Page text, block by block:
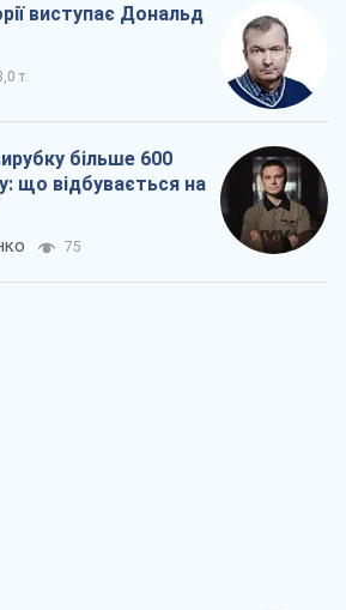
виступає Дональд
т.
більше 600
що відбувається на
75